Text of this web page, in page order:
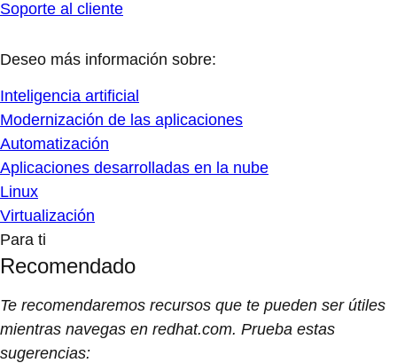
Soporte al cliente
Deseo más información sobre:
Inteligencia artificial
Modernización de las aplicaciones
Automatización
Aplicaciones desarrolladas en la nube
Linux
Virtualización
Para ti
Recomendado
Te recomendaremos recursos que te pueden ser útiles
mientras navegas en redhat.com. Prueba estas
sugerencias: